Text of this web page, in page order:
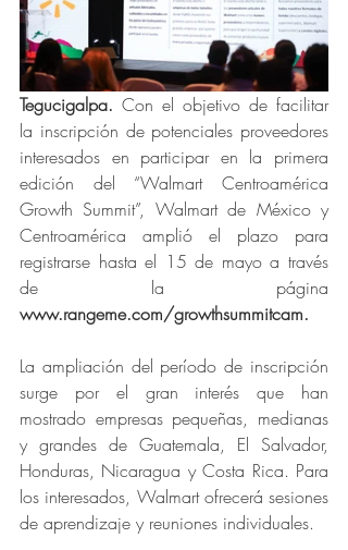
Tegucigalpa. Con el objetivo de facilitar
la inscripción de potenciales proveedores
interesados en participar en la primera
edición del “Walmart Centroamérica
Growth Summit”, Walmart de México y
Centroamérica amplió el plazo para
registrarse hasta el 15 de mayo a través
www.rangeme.com/growthsummitcam.
La ampliación del período de inscripción
surge por el gran interés que han
mostrado empresas pequeñas, medianas
y grandes de Guatemala, El Salvador,
Honduras, Nicaragua y Costa Rica. Para
los interesados, Walmart ofrecerá sesiones
de aprendizaje y reuniones individuales.